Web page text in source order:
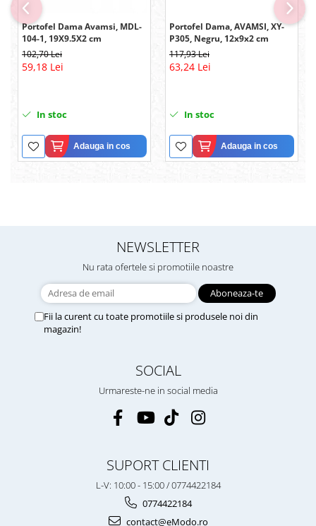
Portofel Dama Avamsi, MDL-
104-1, 19X9.5X2 cm
102,70 Lei
59,18 Lei
In stoc
Adauga in cos
Portofel Dama, AVAMSI, XY-
P305, Negru, 12x9x2 cm
117,93 Lei
63,24 Lei
In stoc
Adauga in cos
NEWSLETTER
Nu rata ofertele si promotiile noastre
Fii la curent cu toate promotiile si produsele noi din
magazin!
SOCIAL
Urmareste-ne in social media
SUPORT CLIENTI
L-V: 10:00 - 15:00 / 0774422184
0774422184
contact@eModo.ro